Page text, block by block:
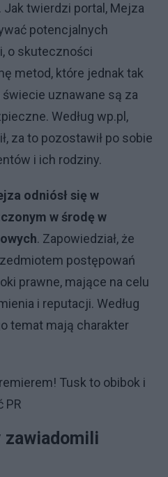
Jak twierdzi portal, Mejza
potencjalnych
o skuteczności
metod, które jednak tak
świecie uznawane są za
Według wp.pl,
za to pozostawił po sobie
i ich rodziny.
odniósł się w
w środę w
. Zapowiedział, że
postępowań
prawne, mające na celu
i reputacji. Według
temat mają charakter
Tusk to obibok i
PR
zawiadomili